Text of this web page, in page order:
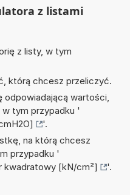
z listami
z listy, w tym
którą chcesz przeliczyć.
wartości,
tym przypadku '
'.
na którą chcesz
przypadku '
kwadratowy [kN/cm²]
'.